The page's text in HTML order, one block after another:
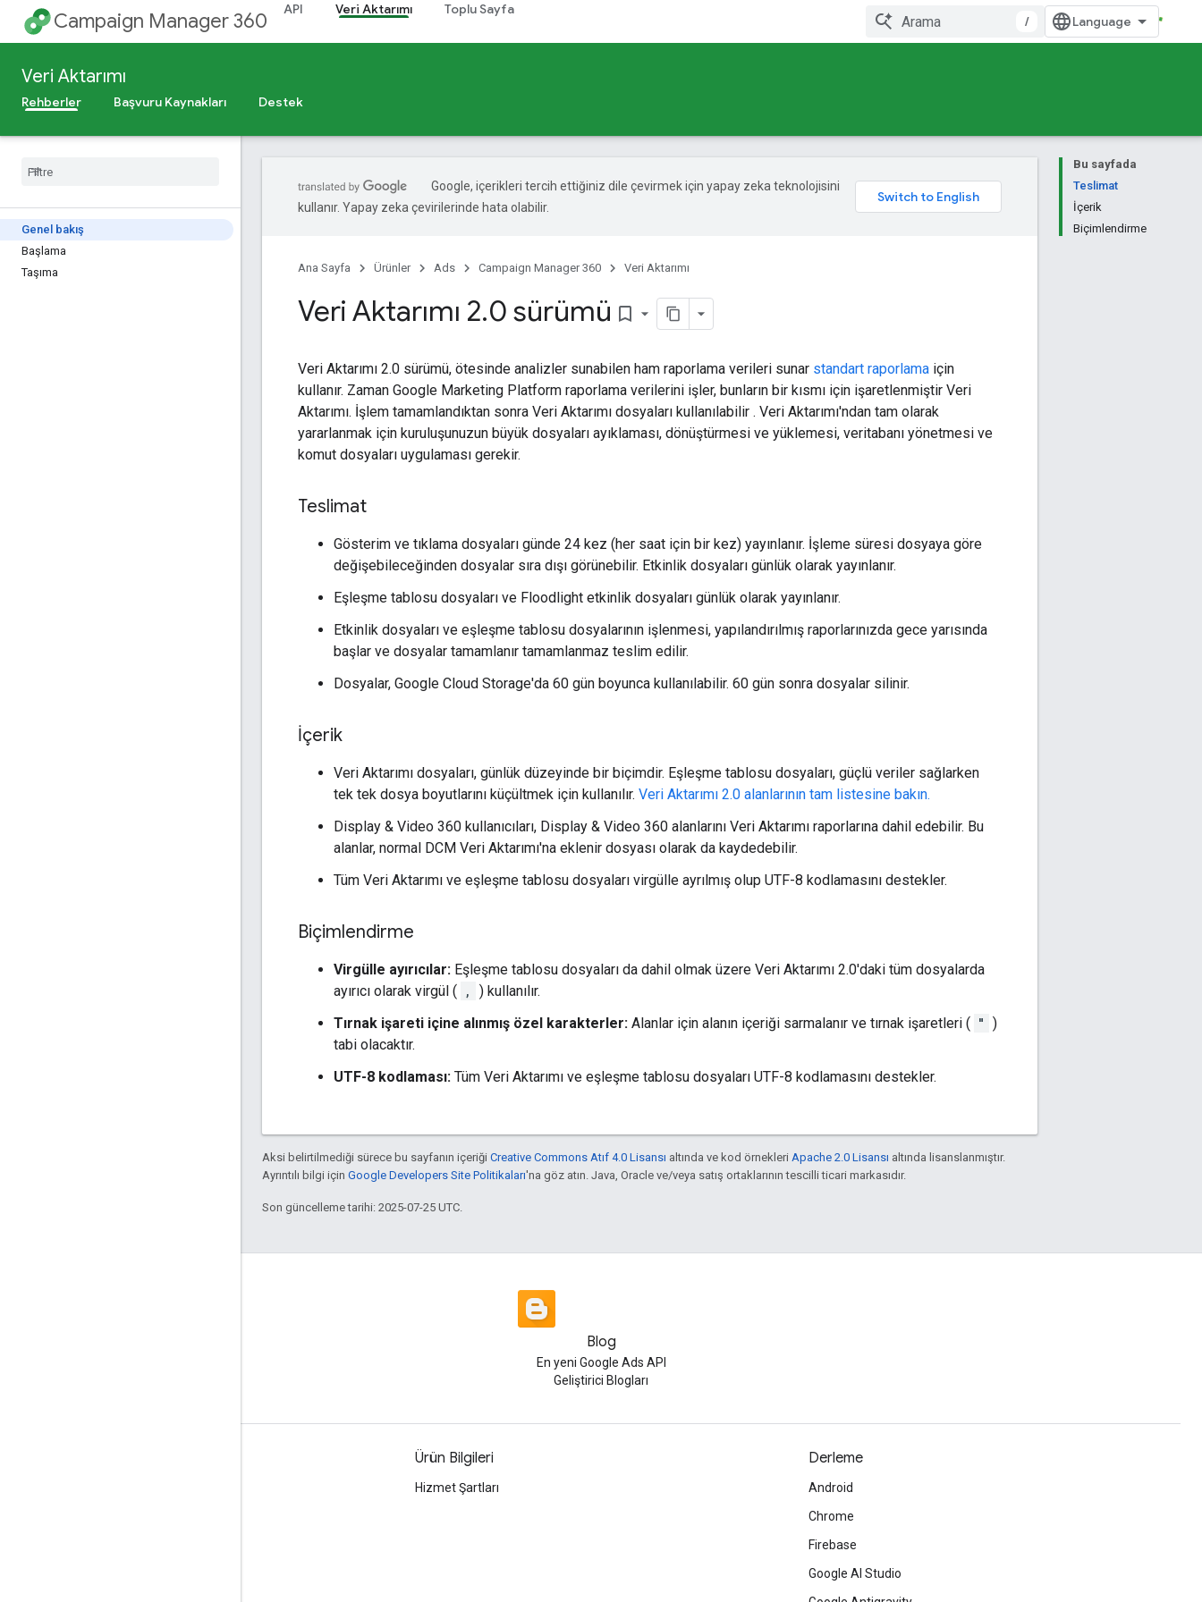
Campaign Manager 360 API Veri Aktarımı Toplu Sayfa
/
Veri Aktarımı
Rehberler Başvuru Kaynakları Destek
Genel bakış
Başlama
Taşıma
Bu sayfada
Teslimat
İçerik
Biçimlendirme
Google, içerikleri tercih ettiğiniz dile çevirmek için yapay zeka teknolojisini
kullanır. Yapay zeka çevirilerinde hata olabilir.
Ana Sayfa Ürünler Ads Campaign Manager 360 Veri Aktarımı
Veri Aktarımı 2.0 sürümü bookmark_border
Veri Aktarımı 2.0 sürümü, ötesinde analizler sunabilen ham raporlama verileri sunar standart raporlama için
kullanır. Zaman Google Marketing Platform raporlama verilerini işler, bunların bir kısmı için işaretlenmiştir Veri
Aktarımı. İşlem tamamlandıktan sonra Veri Aktarımı dosyaları kullanılabilir . Veri Aktarımı'ndan tam olarak
yararlanmak için kuruluşunuzun büyük dosyaları ayıklaması, dönüştürmesi ve yüklemesi, veritabanı yönetmesi ve
komut dosyaları uygulaması gerekir.
Teslimat
Gösterim ve tıklama dosyaları günde 24 kez (her saat için bir kez) yayınlanır. İşleme süresi dosyaya göre
değişebileceğinden dosyalar sıra dışı görünebilir. Etkinlik dosyaları günlük olarak yayınlanır.
Eşleşme tablosu dosyaları ve Floodlight etkinlik dosyaları günlük olarak yayınlanır.
Etkinlik dosyaları ve eşleşme tablosu dosyalarının işlenmesi, yapılandırılmış raporlarınızda gece yarısında
başlar ve dosyalar tamamlanır tamamlanmaz teslim edilir.
Dosyalar, Google Cloud Storage'da 60 gün boyunca kullanılabilir. 60 gün sonra dosyalar silinir.
İçerik
Veri Aktarımı dosyaları, günlük düzeyinde bir biçimdir. Eşleşme tablosu dosyaları, güçlü veriler sağlarken
tek tek dosya boyutlarını küçültmek için kullanılır. Veri Aktarımı 2.0 alanlarının tam listesine bakın.
Display & Video 360 kullanıcıları, Display & Video 360 alanlarını Veri Aktarımı raporlarına dahil edebilir. Bu
alanlar, normal DCM Veri Aktarımı'na eklenir dosyası olarak da kaydedebilir.
Tüm Veri Aktarımı ve eşleşme tablosu dosyaları virgülle ayrılmış olup UTF-8 kodlamasını destekler.
Biçimlendirme
Virgülle ayırıcılar: Eşleşme tablosu dosyaları da dahil olmak üzere Veri Aktarımı 2.0'daki tüm dosyalarda
ayırıcı olarak virgül ( ,
) kullanılır.
Tırnak işareti içine alınmış özel karakterler: Alanlar için alanın içeriği sarmalanır ve tırnak işaretleri ( " )
tabi olacaktır.
UTF-8 kodlaması: Tüm Veri Aktarımı ve eşleşme tablosu dosyaları UTF-8 kodlamasını destekler.
Aksi belirtilmediği sürece bu sayfanın içeriği Creative Commons Atıf 4.0 Lisansı altında ve kod örnekleri Apache 2.0 Lisansı altında lisanslanmıştır.
Ayrıntılı bilgi için Google Developers Site Politikaları'na göz atın. Java, Oracle ve/veya satış ortaklarının tescilli ticari markasıdır.
Son güncelleme tarihi: 2025-07-25 UTC.
Blog
En yeni Google Ads API
Geliştirici Blogları
Ürün Bilgileri
Hizmet Şartları
Derleme
Android
Chrome
Firebase
Google AI Studio